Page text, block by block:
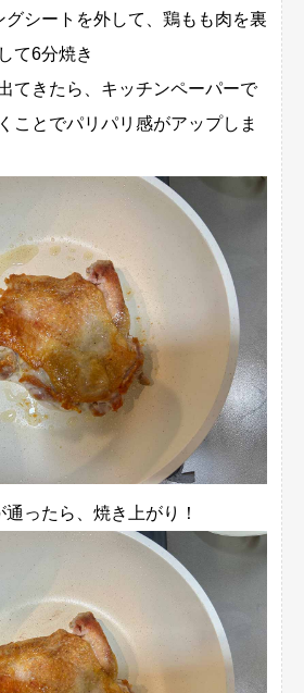
シートを外して、鶏もも肉を裏
て6分焼き
てきたら、キッチンペーパーで
ことでパリパリ感がアップしま
ったら、焼き上がり！